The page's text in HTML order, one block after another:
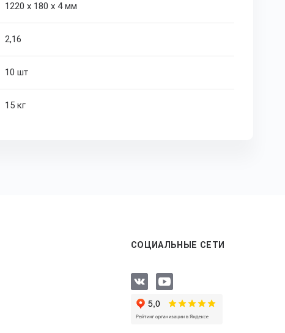
1220 х 180 х 4 мм
2,16
10 шт
15 кг
СОЦИАЛЬНЫЕ СЕТИ